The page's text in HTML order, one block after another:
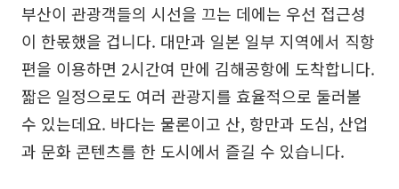
부산이 관광객들의 시선을 끄는 데에는 우선 접근성
이 한몫했을 겁니다. 대만과 일본 일부 지역에서 직항
편을 이용하면 2시간여 만에 김해공항에 도착합니다.
짧은 일정으로도 여러 관광지를 효율적으로 둘러볼
수 있는데요. 바다는 물론이고 산, 항만과 도심, 산업
과 문화 콘텐츠를 한 도시에서 즐길 수 있습니다.